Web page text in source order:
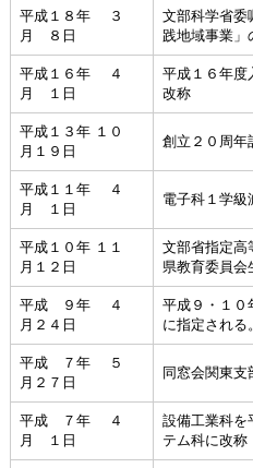
平成１８年 ３
月 ８日
文部科学省委
践地域事業」
平成１６年 ４
月 １日
平成１６年度
改称
平成１３年 １０
月１９日
創立２０周年
平成１１年 ４
月 １日
電子科１学級
平成１０年 １１
月１２日
文部省指定高
県教育委員会
平成 ９年 ４
月２４日
平成９・１０
に指定される。
平成 ７年 ５
月２７日
同窓会関東支
平成 ７年 ４
月 １日
設備工業科を
テム科に改称